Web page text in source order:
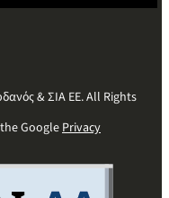
& ΣΙΑ ΕΕ. All Rights
GooglePrivacy